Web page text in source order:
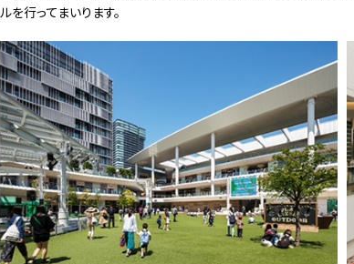
ルを行ってまいります。